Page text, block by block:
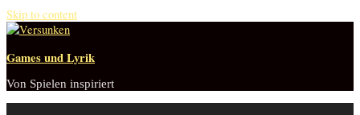
Skip to content
Games und Lyrik
Von Spielen inspiriert